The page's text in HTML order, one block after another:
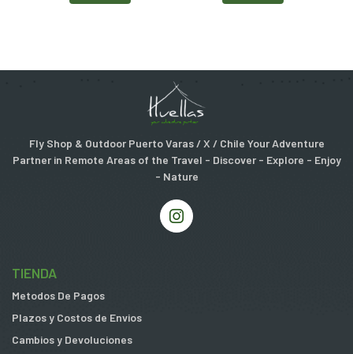
Fly Shop & Outdoor Puerto Varas / X / Chile Your Adventure
Partner in Remote Areas of the Travel - Discover - Explore - Enjoy
- Nature
TIENDA
Metodos De Pagos
Plazos y Costos de Envios
Cambios y Devoluciones